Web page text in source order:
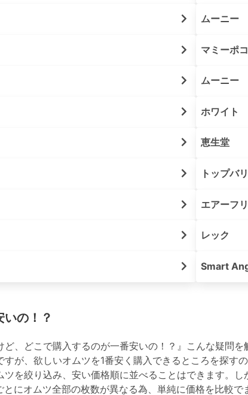
ムーニー
マミーポコ
ムーニー
ホワイト
恵生堂
トップバ
エアーフ
レック
Smart
の！？
ど、どこで購入するのが一番安いの！？』こんな疑問
が、欲しいオムツを1番安く購入できるところを探す
を絞り込み、安い価格順に並べることはできます。
にオムツ全部の枚数が異なる為、単純に価格を比較で